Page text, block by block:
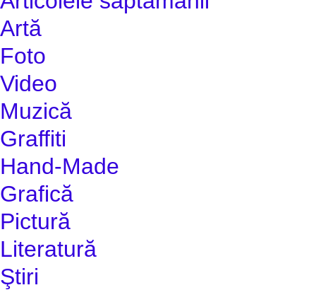
Artă
Foto
Video
Muzică
Graffiti
Hand-Made
Grafică
Pictură
Literatură
Ştiri